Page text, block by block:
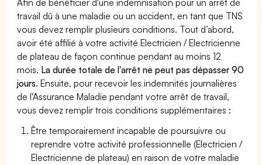
travail dû à une maladie ou un accident, en tant que TNS
vous devez remplir plusieurs conditions. Tout d’abord,
avoir été affilié à votre activité Electricien / Electricienne
de plateau de façon continue pendant au moins 12
mois. La durée totale de l'arrêt ne peut pas dépasser 90
jours. Ensuite, pour recevoir les indemnités journalières
de l'Assurance Maladie pendant votre arrêt de travail,
vous devez remplir trois conditions supplémentaires :
Être temporairement incapable de poursuivre ou
reprendre votre activité professionnelle (Electricien /
Electricienne de plateau) en raison de votre maladie